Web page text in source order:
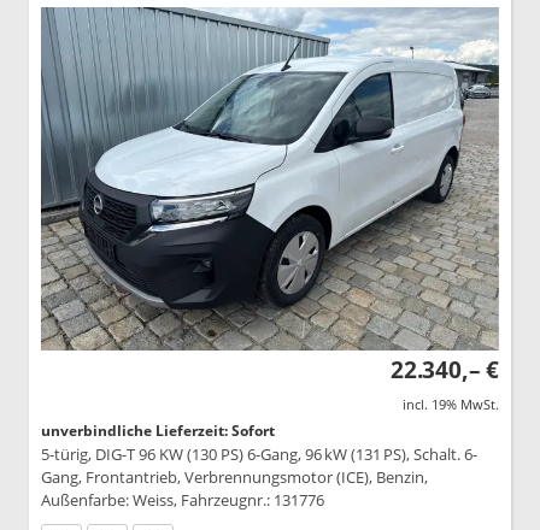
22.340,– €
incl. 19% MwSt.
unverbindliche Lieferzeit: Sofort
5-türig, DIG-T 96 KW (130 PS) 6-Gang, 96 kW (131 PS), Schalt. 6-
Gang, Frontantrieb, Verbrennungsmotor (ICE), Benzin,
Außenfarbe: Weiss, Fahrzeugnr.: 131776